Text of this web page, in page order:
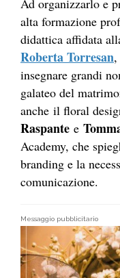
alta formazione
didattica affidata
Roberta Torresan
insegnare grandi
galateo del
anche il floral
Raspante e
Academy, che
branding e la
comunicazione.
Messaggio pubblicitario